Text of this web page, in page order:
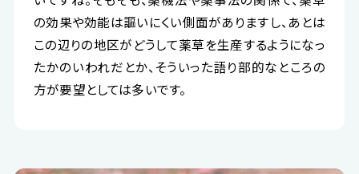
の効果や効能は謳いにくい側面がありますし、あとは
この辺りの地区がどうして薬草を生産するようになっ
たかのいわれだとか、そういった語り部的なところの
方が要望としては多いです。